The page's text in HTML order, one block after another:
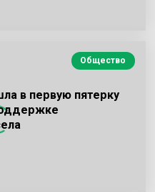
Общество
в первую пятерку